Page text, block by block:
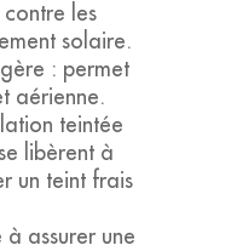
les
solaire.
: permet
aérienne.
teintée
libèrent à
un teint frais
assurer une